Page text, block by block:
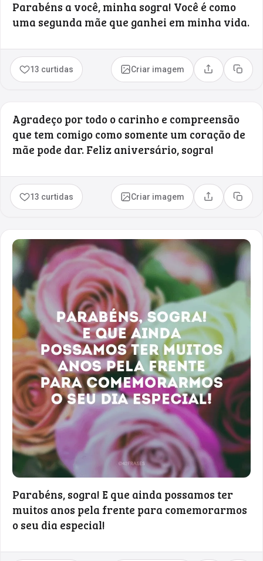
Parabéns a você, minha sogra! Você é como
uma segunda mãe que ganhei em minha vida.
13 curtidas Criar imagem Compartilhar
Copiar
Agradeço por todo o carinho e compreensão
que tem comigo como somente um coração de
mãe pode dar. Feliz aniversário, sogra!
13 curtidas Criar imagem Compartilhar
Copiar
Parabéns, sogra! E que ainda possamos ter
muitos anos pela frente para comemorarmos
o seu dia especial!